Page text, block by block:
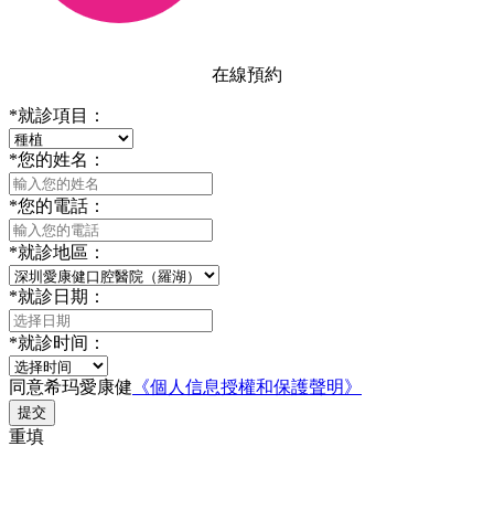
在線預約
*就診項目：
*您的姓名：
*您的電話：
*就診地區：
*就診日期：
*就診时间：
同意希玛愛康健 《個人信息授權和保護聲明》
提交
重填